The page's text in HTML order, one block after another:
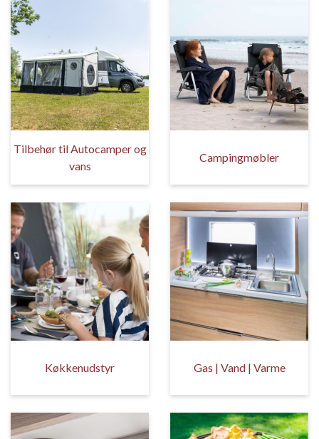
Tilbehør til Autocamper og
vans
Campingmøbler
Køkkenudstyr Gas | Vand | Varme